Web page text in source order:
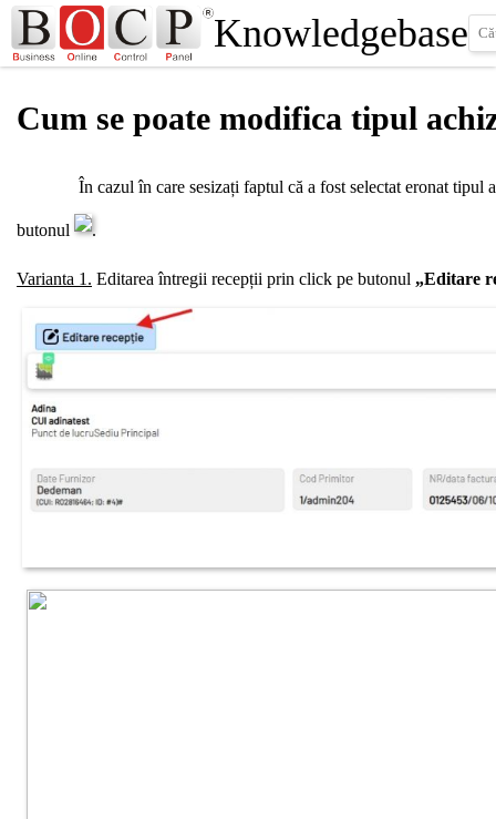
Knowledgebase
Cum se poate modifica tipul
În cazul în care sesizați faptul că a fost selectat eronat tipul
butonul .
Varianta 1. Editarea întregii recepții prin click pe butonul „Editare